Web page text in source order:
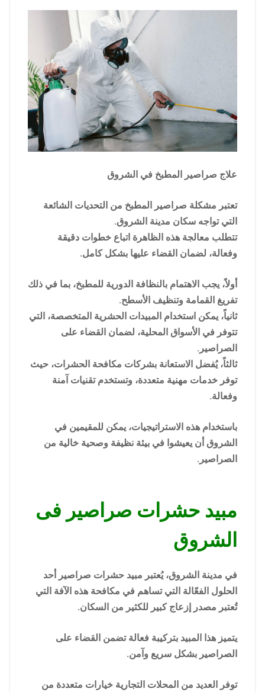
علاج صراصير المطبخ في الشروق
تعتبر مشكلة صراصير المطبخ من التحديات الشائعة
التي تواجه سكان مدينة الشروق.
تتطلب معالجة هذه الظاهرة اتباع خطوات دقيقة
وفعالة، لضمان القضاء عليها بشكل كامل.
أولاً، يجب الاهتمام بالنظافة الدورية للمطبخ، بما في ذلك
تفريغ القمامة وتنظيف الأسطح.
ثانياً، يمكن استخدام المبيدات الحشرية المتخصصة، التي
تتوفر في الأسواق المحلية، لضمان القضاء على
الصراصير.
ثالثاً، يُفضل الاستعانة بشركات مكافحة الحشرات، حيث
توفر خدمات مهنية متعددة، وتستخدم تقنيات آمنة
وفعالة.
باستخدام هذه الاستراتيجيات، يمكن للمقيمين في
الشروق أن يعيشوا في بيئة نظيفة وصحية خالية من
الصراصير.
مبيد حشرات صراصير فى
الشروق
في مدينة الشروق، يُعتبر مبيد حشرات صراصير أحد
الحلول الفعّالة التي تساهم في مكافحة هذه الآفة التي
تُعتبر مصدر إزعاج كبير للكثير من السكان.
يتميز هذا المبيد بتركيبة فعالة تضمن القضاء على
الصراصير بشكل سريع وآمن.
توفر العديد من المحلات التجارية خيارات متعددة من